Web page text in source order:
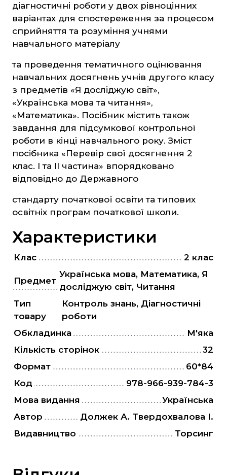
діагностичні роботи у двох рівноцінних
варіантах для спостереження за процесом
сприйняття та розуміння учнями
навчального матеріалу
та проведення тематичного оцінювання
навчальних досягнень учнів другого класу
з предметів «Я досліджую світ»,
«Українська мова та читання»,
«Математика». Посібник містить також
завдання для підсумкової контрольної
роботи в кінці навчального року. Зміст
посібника «Перевір свої досягнення 2
клас. I та II частина» впорядковано
відповідно до Державного
стандарту початкової освіти та типових
освітніх програм початкової школи.
Характеристики
Клас 2 клас
Предмет
Українська мова, Математика, Я
досліджую світ, Читання
Тип
товару
Контроль знань, Діагностичні
роботи
Обкладинка
М'яка
Кількість сторінок
32
Формат
60*84
Код
978-966-939-784-3
Мова видання
Українська
Автор
Должек А. Твердохвалова І.
Видавництво
Торсинг
Етика, Християнська етика
Захист Вітчизни
Таблиці, наочність
Українська мова та література
Світова література
Математика
ЗНО та ДПА
4 клас
9 клас
користю
Для дітей